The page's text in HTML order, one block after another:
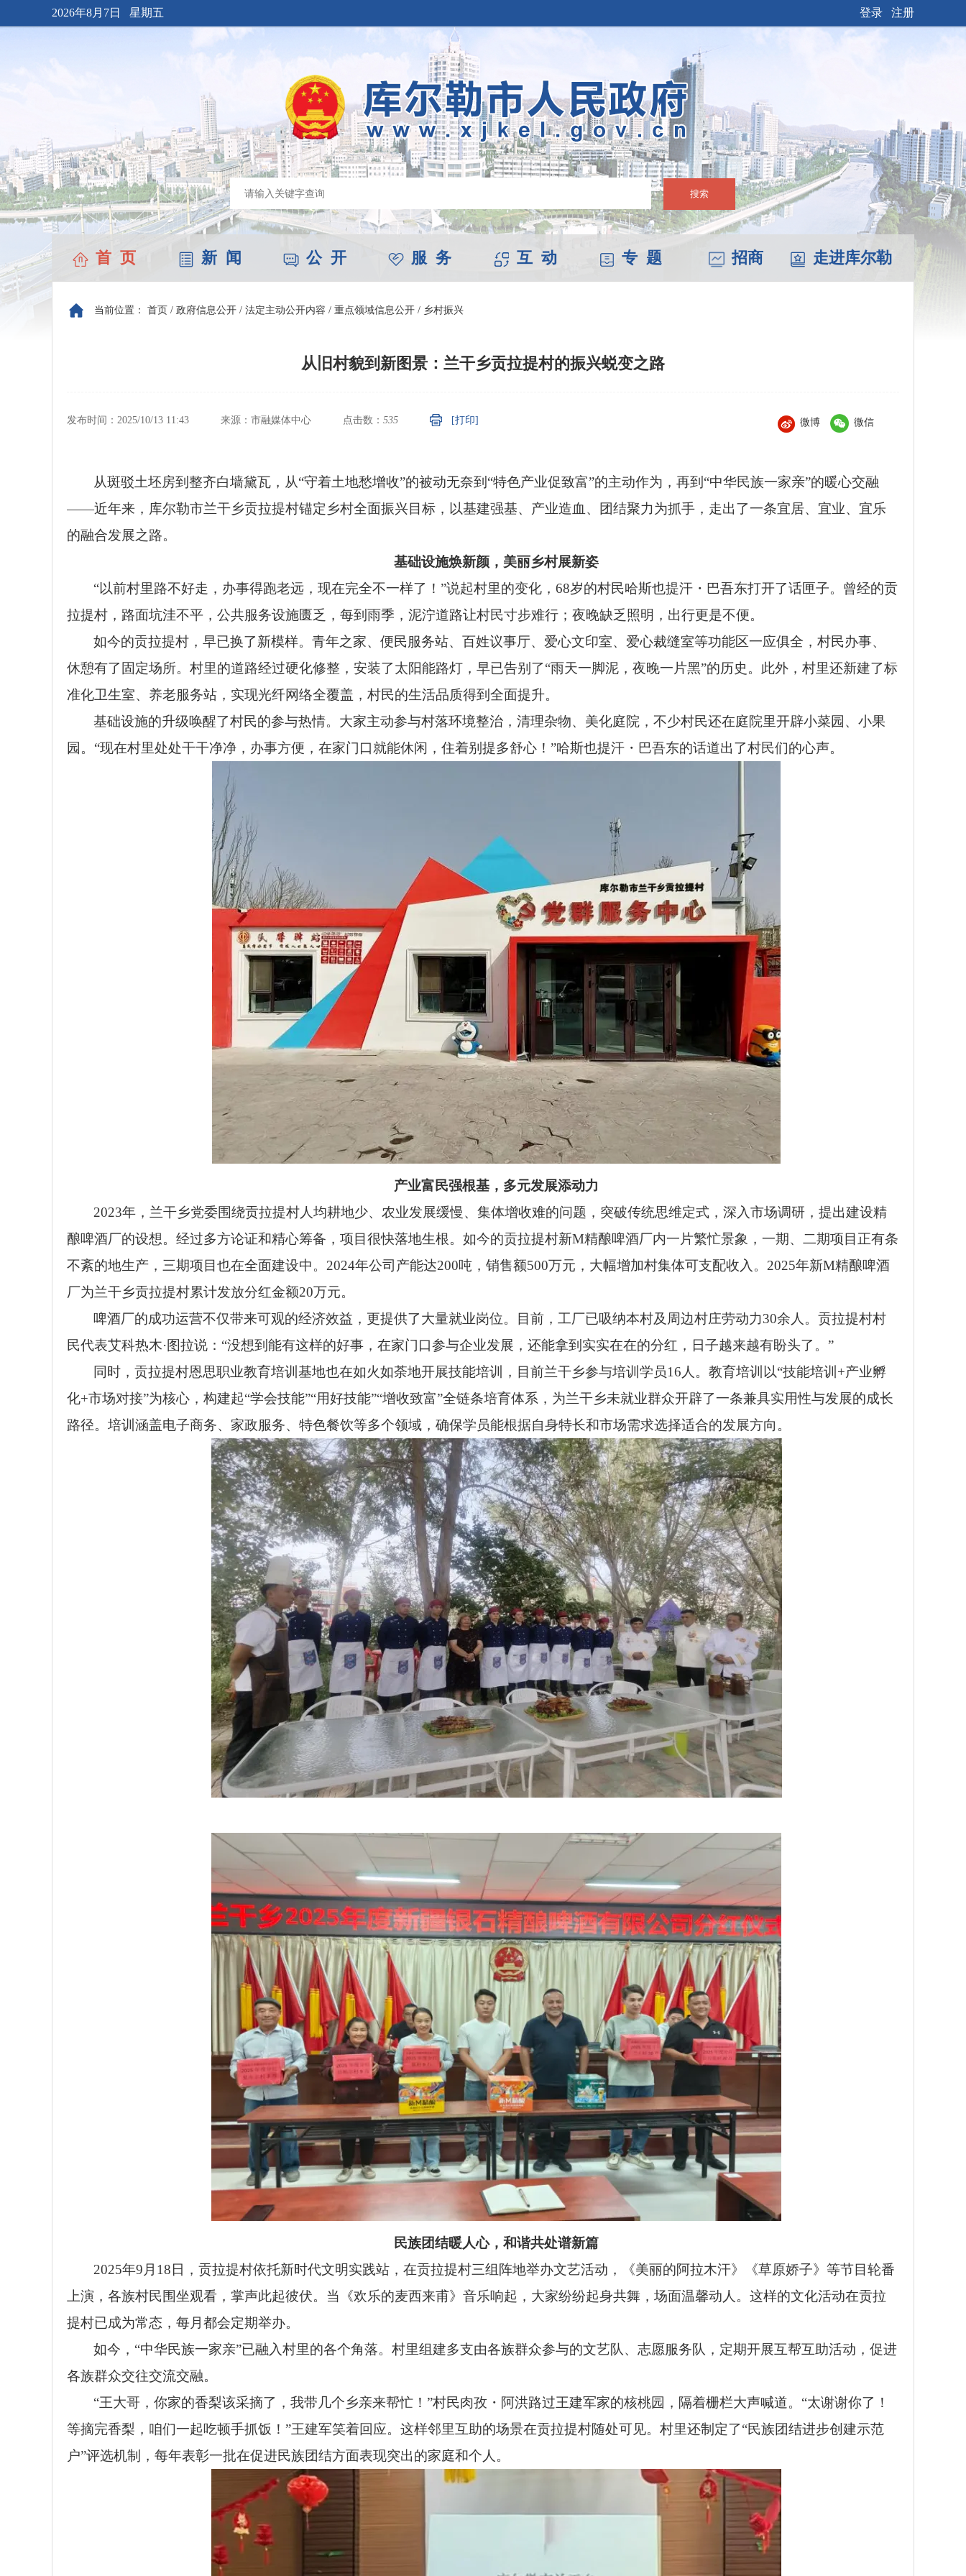
2026年8月7日 星期五 登录 注册
搜索
首 页 新 闻 公 开 服 务 互 动 专 题 招商 走进库尔勒
当前位置： 首页 / 政府信息公开 / 法定主动公开内容 / 重点领域信息公开 / 乡村振兴
从旧村貌到新图景：兰干乡贡拉提村的振兴蜕变之路
发布时间：2025/10/13 11:43 来源：市融媒体中心 点击数： 535 [打印] 微博 微信
从斑驳土坯房到整齐白墙黛瓦，从“守着土地愁增收”的被动无奈到“特色产业促致富”的主动作为，再到“中华民族一家亲”的暖心交融
——近年来，库尔勒市兰干乡贡拉提村锚定乡村全面振兴目标，以基建强基、产业造血、团结聚力为抓手，走出了一条宜居、宜业、宜乐
的融合发展之路。
基础设施焕新颜，美丽乡村展新姿
“以前村里路不好走，办事得跑老远，现在完全不一样了！”说起村里的变化，68岁的村民哈斯也提汗・巴吾东打开了话匣子。曾经的贡
拉提村，路面坑洼不平，公共服务设施匮乏，每到雨季，泥泞道路让村民寸步难行；夜晚缺乏照明，出行更是不便。
如今的贡拉提村，早已换了新模样。青年之家、便民服务站、百姓议事厅、爱心文印室、爱心裁缝室等功能区一应俱全，村民办事、
休憩有了固定场所。村里的道路经过硬化修整，安装了太阳能路灯，早已告别了“雨天一脚泥，夜晚一片黑”的历史。此外，村里还新建了标
准化卫生室、养老服务站，实现光纤网络全覆盖，村民的生活品质得到全面提升。
基础设施的升级唤醒了村民的参与热情。大家主动参与村落环境整治，清理杂物、美化庭院，不少村民还在庭院里开辟小菜园、小果
园。“现在村里处处干干净净，办事方便，在家门口就能休闲，住着别提多舒心！”哈斯也提汗・巴吾东的话道出了村民们的心声。
产业富民强根基，多元发展添动力
2023年，兰干乡党委围绕贡拉提村人均耕地少、农业发展缓慢、集体增收难的问题，突破传统思维定式，深入市场调研，提出建设精
酿啤酒厂的设想。经过多方论证和精心筹备，项目很快落地生根。如今的贡拉提村新M精酿啤酒厂内一片繁忙景象，一期、二期项目正有条
不紊的地生产，三期项目也在全面建设中。2024年公司产能达200吨，销售额500万元，大幅增加村集体可支配收入。2025年新M精酿啤酒
厂为兰干乡贡拉提村累计发放分红金额20万元。
啤酒厂的成功运营不仅带来可观的经济效益，更提供了大量就业岗位。目前，工厂已吸纳本村及周边村庄劳动力30余人。贡拉提村村
民代表艾科热木·图拉说：“没想到能有这样的好事，在家门口参与企业发展，还能拿到实实在在的分红，日子越来越有盼头了。”
同时，贡拉提村恩思职业教育培训基地也在如火如荼地开展技能培训，目前兰干乡参与培训学员16人。教育培训以“技能培训+产业孵
化+市场对接”为核心，构建起“学会技能”“用好技能”“增收致富”全链条培育体系，为兰干乡未就业群众开辟了一条兼具实用性与发展的成长
路径。培训涵盖电子商务、家政服务、特色餐饮等多个领域，确保学员能根据自身特长和市场需求选择适合的发展方向。
民族团结暖人心，和谐共处谱新篇
2025年9月18日，贡拉提村依托新时代文明实践站，在贡拉提村三组阵地举办文艺活动，《美丽的阿拉木汗》《草原娇子》等节目轮番
上演，各族村民围坐观看，掌声此起彼伏。当《欢乐的麦西来甫》音乐响起，大家纷纷起身共舞，场面温馨动人。这样的文化活动在贡拉
提村已成为常态，每月都会定期举办。
如今，“中华民族一家亲”已融入村里的各个角落。村里组建多支由各族群众参与的文艺队、志愿服务队，定期开展互帮互助活动，促进
各族群众交往交流交融。
“王大哥，你家的香梨该采摘了，我带几个乡亲来帮忙！”村民肉孜・阿洪路过王建军家的核桃园，隔着栅栏大声喊道。“太谢谢你了！
等摘完香梨，咱们一起吃顿手抓饭！”王建军笑着回应。这样邻里互助的场景在贡拉提村随处可见。村里还制定了“民族团结进步创建示范
户”评选机制，每年表彰一批在促进民族团结方面表现突出的家庭和个人。